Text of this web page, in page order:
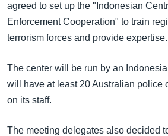
agreed to set up the "Indonesian
Enforcement Cooperation" to train
terrorism forces and provide expertise.
The center will be run by an
will have at least 20 Australian police
on its staff.
The meeting delegates also decided